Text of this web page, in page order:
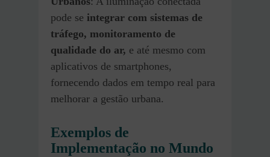
pode se integrar com sistemas de
tráfego, monitoramento de
qualidade do ar, e até mesmo com
aplicativos de smartphones,
fornecendo dados em tempo real para
melhorar a gestão urbana.
Exemplos de
Implementação no Mundo